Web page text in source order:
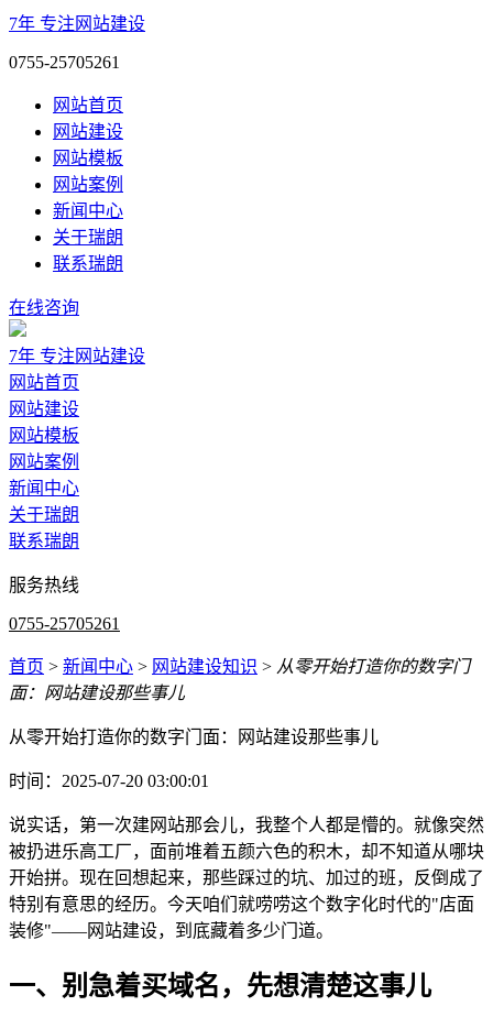
7年 专注网站建设
0755-25705261
网站首页
网站建设
网站模板
网站案例
新闻中心
关于瑞朗
联系瑞朗
在线咨询
7年 专注网站建设
网站首页
网站建设
网站模板
网站案例
新闻中心
关于瑞朗
联系瑞朗
服务热线
0755-25705261
首页 > 新闻中心 > 网站建设知识 > 从零开始打造你的数字门
面：网站建设那些事儿
从零开始打造你的数字门面：网站建设那些事儿
时间：2025-07-20 03:00:01
说实话，第一次建网站那会儿，我整个人都是懵的。就像突然
被扔进乐高工厂，面前堆着五颜六色的积木，却不知道从哪块
开始拼。现在回想起来，那些踩过的坑、加过的班，反倒成了
特别有意思的经历。今天咱们就唠唠这个数字化时代的"店面
装修"——网站建设，到底藏着多少门道。
一、别急着买域名，先想清楚这事儿